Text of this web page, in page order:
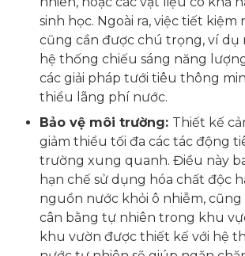
sinh học. Ngoài ra, việc tiết kiệm
cũng cần được chú trọng, ví dụ
hệ thống chiếu sáng năng
các giải pháp tưới tiêu thông
thiểu lãng phí nước.
Bảo vệ môi trường: Thiết kế
giảm thiểu tối đa các tác động
trường xung quanh. Điều này
hạn chế sử dụng hóa chất độc
nguồn nước khỏi ô nhiễm,
cân bằng tự nhiên trong khu
khu vườn được thiết kế với hệ